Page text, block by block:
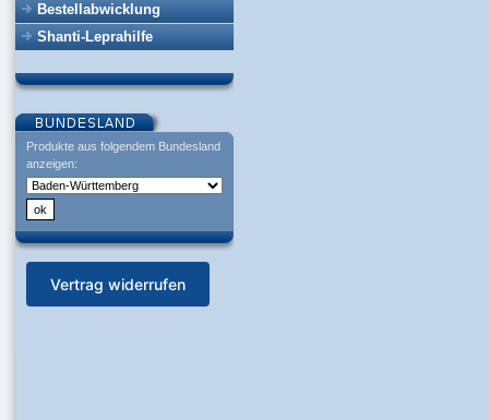
Bestellabwicklung
Shanti-Leprahilfe
Produkte aus folgendem Bundesland
anzeigen:
Vertrag widerrufen